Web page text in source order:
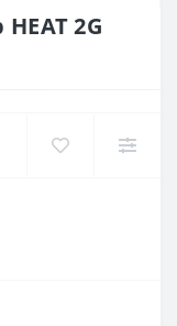
2G